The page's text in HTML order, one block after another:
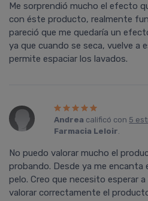
Me sorprendió mucho el efecto
con éste producto, realmente
pareció que me quedaría un
ya que cuando se seca, vuelve a
permite espaciar los lavados.
Andrea calificó con 5
Farmacia Leloir.
No puedo valorar mucho el
probando. Desde ya me encanta
pelo. Creo que necesito esperar
valorar correctamente el